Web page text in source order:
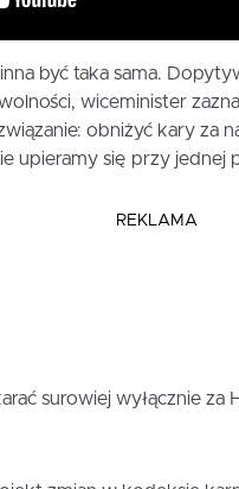
być taka sama.
wiceminister
obniżyć kary za
upieramy się przy jednej
REKLAMA
surowiej wyłącznie za